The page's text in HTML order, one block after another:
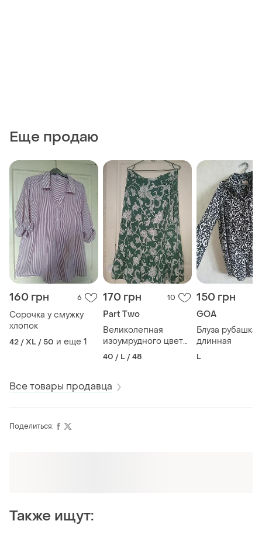
Еще продаю
160 грн 6
Сорочка у смужку
хлопок
42 / XL / 50 и еще 1
170 грн 10
Part Two
Великолепная
изоумрудного цвета
юбка на запах легкая
40 / L / 48
150 грн
GOA
Блуза рубашка
длинная
L
Все товары продавца
Поделиться:
Также ищут: